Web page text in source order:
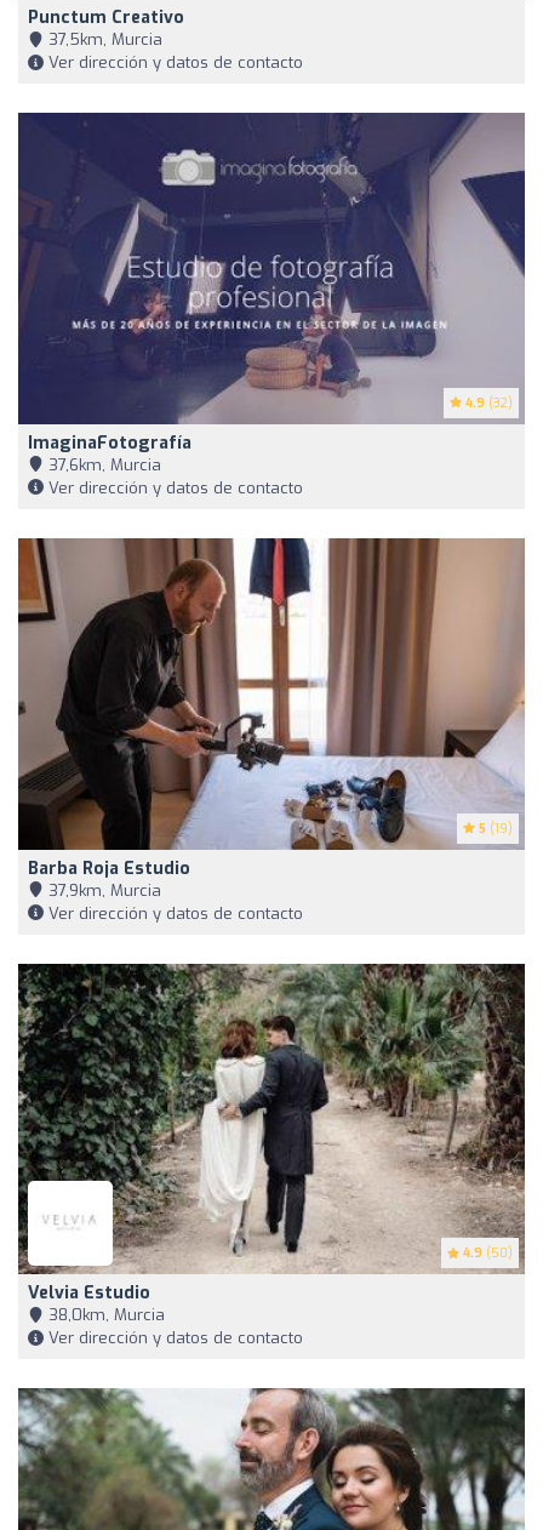
Punctum Creativo
37,5km, Murcia
Ver dirección y datos de contacto
4.9 (32)
ImaginaFotografía
37,6km, Murcia
Ver dirección y datos de contacto
5 (19)
Barba Roja Estudio
37,9km, Murcia
Ver dirección y datos de contacto
4.9 (50)
Velvia Estudio
38,0km, Murcia
Ver dirección y datos de contacto